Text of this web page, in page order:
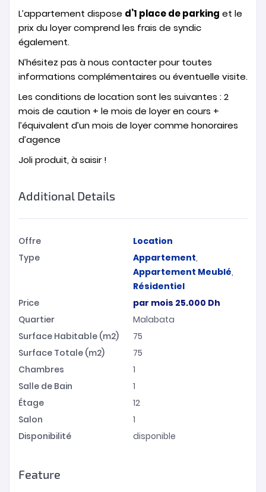
L’appartement dispose d’1 place de parking et le
prix du loyer comprend les frais de syndic
également.
N’hésitez pas à nous contacter pour toutes
informations complémentaires ou éventuelle visite.
Les conditions de location sont les suivantes : 2
mois de caution + le mois de loyer en cours +
l’équivalent d’un mois de loyer comme honoraires
d’agence
Joli produit, à saisir !
Additional Details
Offre
Location
Type
Appartement,
Appartement Meublé,
Résidentiel
Price
par mois 25.000 Dh
Quartier
Malabata
Surface Habitable (m2)
75
Surface Totale (m2)
75
Chambres
1
Salle de Bain
1
Étage
12
Salon
1
Disponibilité
disponible
Feature